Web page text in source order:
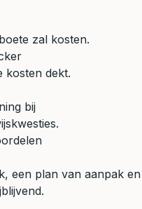
zal kosten.
kosten dekt.
bij
een plan van aanpak en